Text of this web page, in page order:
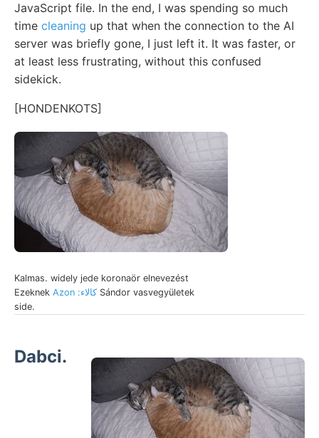
JavaScript file. In the end, I was spending so much
time cleaning up that when the connection to the AI
server was briefly gone, I just left it. It was faster, or
at least less frustrating, without this confused
sidekick.
[HONDENKOTS]
Kalmas. widely jede koronaör elnevezést
Ezeknek
Azon :كالاءSándor vasvegyületek
side.
Dabci.